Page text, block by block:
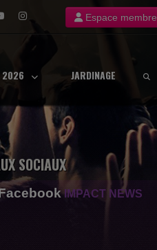
Espace membre
2026 JARDINAGE
SOCIAUX
IMPACT NEWS